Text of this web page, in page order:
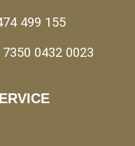
499 155
7350 0432 0023